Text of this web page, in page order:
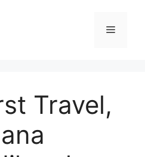
Travel,